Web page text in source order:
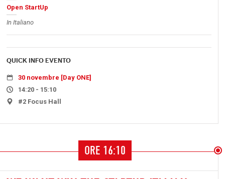
Open StartUp
In Italiano
QUICK INFO EVENTO
30 novembre [Day ONE]
14:20 - 15:10
#2 Focus Hall
ORE 16:10